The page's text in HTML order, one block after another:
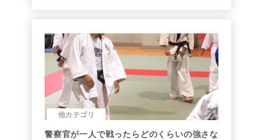
他カテゴリ
警察官が一人で戦ったらどのくらいの強さな